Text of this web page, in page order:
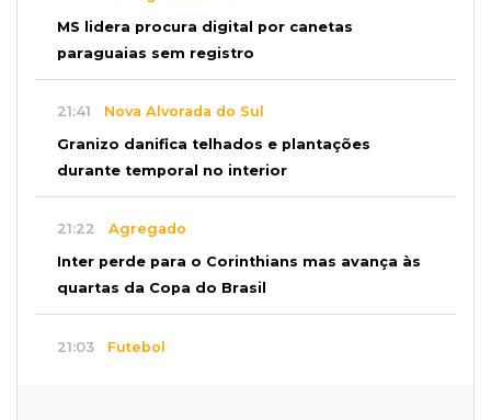
MS lidera procura digital por canetas
paraguaias sem registro
21:41 Nova Alvorada do Sul
Granizo danifica telhados e plantações
durante temporal no interior
21:22 Agregado
Inter perde para o Corinthians mas avança às
quartas da Copa do Brasil
21:03 Futebol